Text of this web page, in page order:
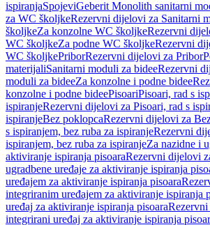
ispiranjaSpojeviGeberit Monolith sanitarni
za WC školjkeRezervni dijelovi za Sanitarni
školjkeZa konzolne WC školjkeRezervni
WC školjkeZa podne WC školjkeRezervni
WC školjkePriborRezervni dijelovi za Pribor
materijaliSanitarni moduli za bideeRezervni
moduli za bideeZa konzolne i podne bidee
konzolne i podne bideePisoariPisoari, rad s
ispiranjeRezervni dijelovi za Pisoari, rad s
ispiranjeBez poklopcaRezervni dijelovi za
s ispiranjem, bez ruba za ispiranjeRezervni
ispiranjem, bez ruba za ispiranjeZa nazidne i
aktiviranje ispiranja pisoaraRezervni dijelovi
ugradbene uređaje za aktiviranje ispiranja
uređajem za aktiviranje ispiranja pisoara
integriranim uređajem za aktiviranje ispiranja
uređaj za aktiviranje ispiranja pisoara
integrirani uređaj za aktiviranje ispiranja